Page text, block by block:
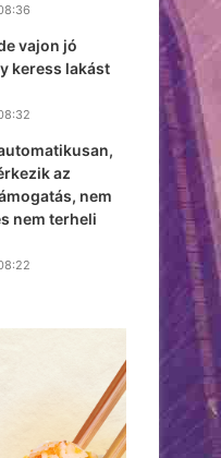
vajon jó
keress lakást
az
nem
nem terheli